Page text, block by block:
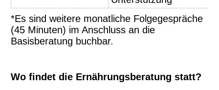
*Es sind weitere monatliche Folgegespräche
(45 Minuten) im Anschluss an die
Basisberatung buchbar.
Wo findet die Ernährungsberatung statt?